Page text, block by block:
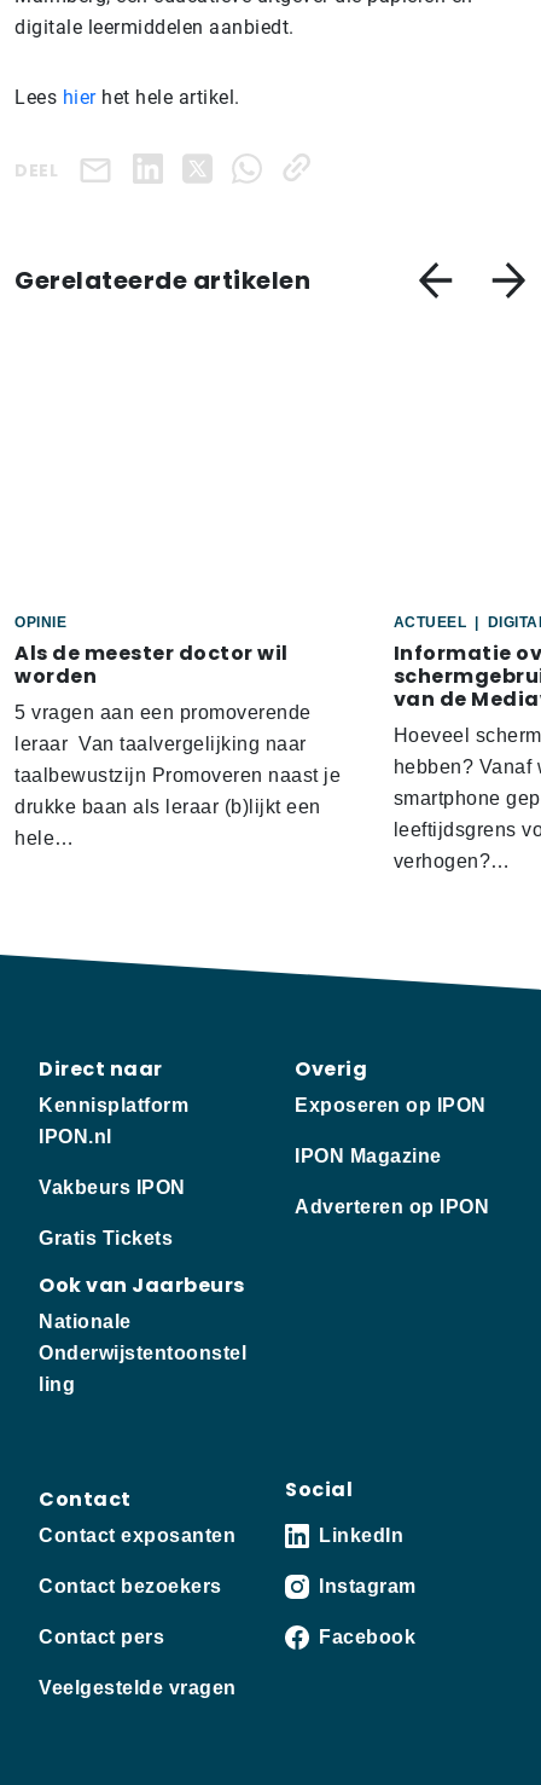
digitale leermiddelen aanbiedt.
Lees hierhet hele artikel.
DEEL
Gerelateerde artikelen
OPINIE
Als de meester doctor wil
worden
5 vragen aan een promoverende
leraar Van taalvergelijking naar
taalbewustzijn Promoveren naast je
drukke baan als leraar (b)lijkt een
hele…
ACTUEEL
Informatie
van de
Hoeveel
hebben?
smartphone
leeftijdsgrens
verhogen?…
Direct naar
Kennisplatform
IPON.nl
Vakbeurs IPON
Gratis Tickets
Ook van Jaarbeurs
Nationale
Onderwijstentoonstel
ling
Overig
Exposeren op IPON
IPON Magazine
Adverteren op IPON
Contact
Contact exposanten
Contact bezoekers
Contact pers
Veelgestelde vragen
Social
LinkedIn
Instagram
Facebook